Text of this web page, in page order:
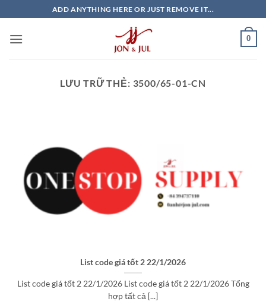
qua
nội
ADD ANYTHING HERE OR JUST REMOVE IT...
0
LƯU TRỮ THẺ: 3500/65-01-CN
List code giá tốt 2 22/1/2026
List code giá tốt 2 22/1/2026 List code giá tốt 2 22/1/2026 Tổng
hợp tất cả [...]